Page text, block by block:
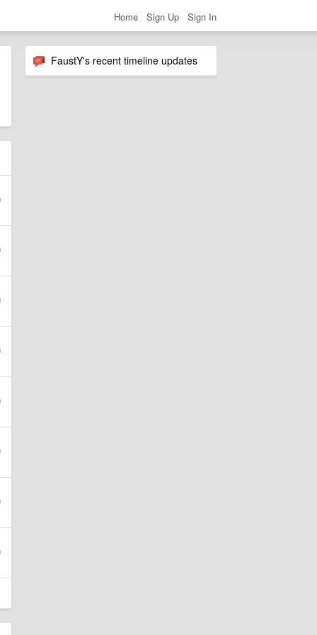
Home Sign Up Sign In
FaustY's recent timeline updates